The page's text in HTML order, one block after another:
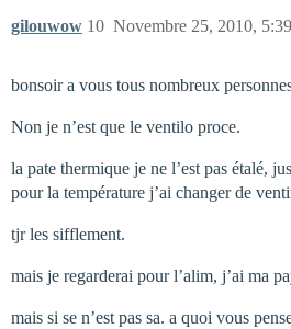
gilouwow Novembre 25, 2010, 5:39
10
bonsoir a vous tous nombreux
Non je n’est que le ventilo proce.
la pate thermique je ne l’est pas étalé,
pour la température j’ai changer de
tjr les sifflement.
mais je regarderai pour l’alim, j’ai ma
mais si se n’est pas sa. a quoi vous